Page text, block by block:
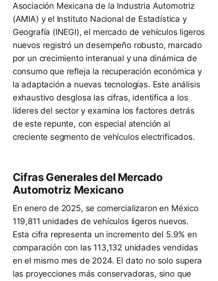
Asociación Mexicana de la Industria Automotriz
(AMIA) y el Instituto Nacional de Estadística y
Geografía (INEGI), el mercado de vehículos ligeros
nuevos registró un desempeño robusto, marcado
por un crecimiento interanual y una dinámica de
consumo que refleja la recuperación económica y
la adaptación a nuevas tecnologías. Este análisis
exhaustivo desglosa las cifras, identifica a los
líderes del sector y examina los factores detrás
de este repunte, con especial atención al
creciente segmento de vehículos electrificados.
Cifras Generales del Mercado
Automotriz Mexicano
En enero de 2025, se comercializaron en México
119,811 unidades de vehículos ligeros nuevos.
Esta cifra representa un incremento del 5.9% en
comparación con las 113,132 unidades vendidas
en el mismo mes de 2024. El dato no solo supera
las proyecciones más conservadoras, sino que